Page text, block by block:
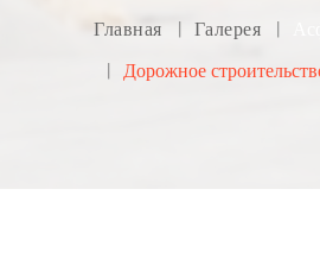
Главная Галерея
Дорожное